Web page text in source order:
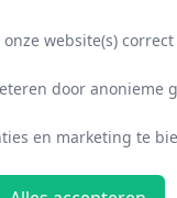
Status(Engels)
Dubrink™. Alle
website(s)
door anonieme
en marketing te